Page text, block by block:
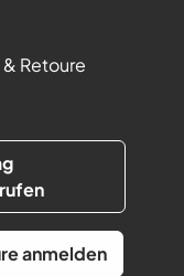
Retoure
anmelden